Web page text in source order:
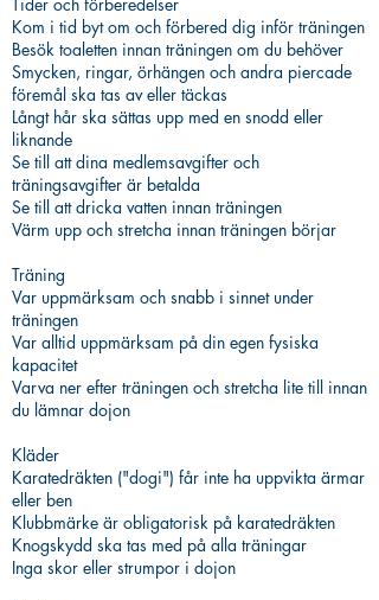
Kom i tid byt om och förbered dig inför träningen
Besök toaletten innan träningen om du behöver
Smycken, ringar, örhängen och andra piercade
föremål ska tas av eller täckas
Långt hår ska sättas upp med en snodd eller
liknande
Se till att dina medlemsavgifter och
träningsavgifter är betalda
Se till att dricka vatten innan träningen
Värm upp och stretcha innan träningen börjar
Träning
Var uppmärksam och snabb i sinnet under
träningen
Var alltid uppmärksam på din egen fysiska
kapacitet
Varva ner efter träningen och stretcha lite till innan
du lämnar dojon
Kläder
Karatedräkten ("dogi") får inte ha uppvikta ärmar
eller ben
Klubbmärke är obligatorisk på karatedräkten
Knogskydd ska tas med på alla träningar
Inga skor eller strumpor i dojon